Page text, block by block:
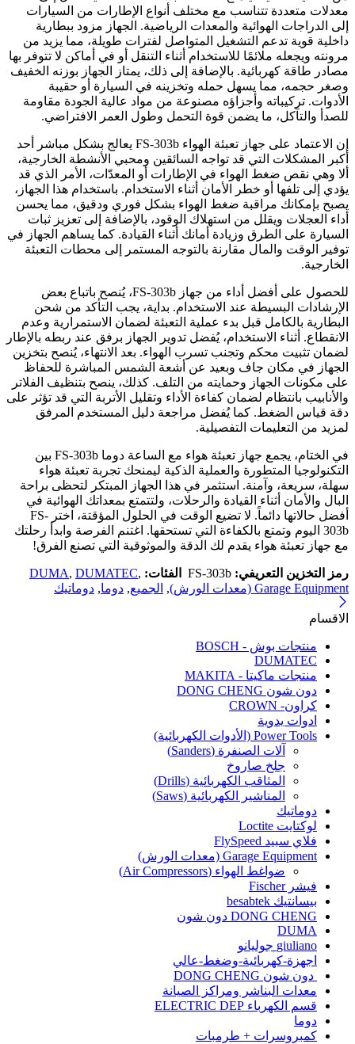
معدلات متعددة تتناسب مع مختلف أنواع الإطارات من السيارات
إلى الدراجات الهوائية والمعدات الرياضية. الجهاز مزود ببطارية
داخلية قوية تدعم التشغيل المتواصل لفترات طويلة، مما يزيد من
مرونته ويجعله ملائمًا للاستخدام أثناء التنقل أو في أماكن لا تتوفر بها
مصادر طاقة كهربائية. بالإضافة إلى ذلك، يمتاز الجهاز بوزنه الخفيف
وصغر حجمه، مما يسهل حمله وتخزينه في السيارة أو حقيبة
الأدوات. تركيباته وأجزاؤه مصنوعة من مواد عالية الجودة مقاومة
للصدأ والتآكل، ما يضمن قوة التحمل وطول العمر الافتراضي.
إن الاعتماد على جهاز تعبئة الهواء FS-303b يعالج بشكل مباشر أحد
أكبر المشكلات التي قد تواجه السائقين ومحبي الأنشطة الخارجية،
ألا وهي نقص ضغط الهواء في الإطارات أو المعدّات، الأمر الذي قد
يؤدي إلى تلفها أو خطر الأمان أثناء الاستخدام. باستخدام هذا الجهاز،
يصبح بإمكانك مراقبة ضغط الهواء بشكل فوري ودقيق، مما يحسن
أداء العجلات ويقلل من استهلاك الوقود، بالإضافة إلى تعزيز ثبات
السيارة على الطرق وزيادة أمانك أثناء القيادة. كما يساهم الجهاز في
توفير الوقت والمال مقارنة بالتوجه المستمر إلى محطات التعبئة
الخارجية.
للحصول على أفضل أداء من جهاز FS-303b، يُنصح باتباع بعض
الإرشادات البسيطة عند الاستخدام. بداية، يجب التأكد من شحن
البطارية بالكامل قبل بدء عملية التعبئة لضمان الاستمرارية وعدم
الانقطاع. أثناء الاستخدام، يُفضل تدوير الجهاز برفق عند ربطه بالإطار
لضمان تثبيت محكم وتجنب تسرب الهواء. بعد الانتهاء، يُنصح بتخزين
الجهاز في مكان جاف وبعيد عن أشعة الشمس المباشرة للحفاظ
على مكونات الجهاز وحمايته من التلف. كذلك، ينصح بتنظيف الفلاتر
والأنابيب بانتظام لضمان كفاءة الأداء وتقليل الأتربة التي قد تؤثر على
دقة قياس الضغط. كما يُفضل مراجعة دليل المستخدم المرفق
لمزيد من التعليمات التفصيلية.
في الختام، يجمع جهاز تعبئة هواء مع الساعة دوما FS-303b بين
التكنولوجيا المتطورة والعملية الذكية ليمنحك تجربة تعبئة هواء
سهلة، سريعة، وآمنة. استثمر في هذا الجهاز المبتكر لتحظى براحة
البال والأمان أثناء القيادة والرحلات، ولتتمتع بمعداتك الهوائية في
أفضل حالاتها دائماً. لا تضيع الوقت في الحلول المؤقتة، اختر FS-
303b اليوم وتمتع بالكفاءة التي تستحقها. اغتنم الفرصة وابدأ رحلتك
مع جهاز تعبئة هواء يقدم لك الدقة والموثوقية التي تصنع الفرق!
رمز التخزين التعريفي: FS-303b الفئات: DUMA, DUMATEC,
Garage Equipment (معدات الورش)
, الجميع, دوما, دوماتيك
الاقسام
منتجات بوش - BOSCH
DUMATEC
منتجات ماكيتا - MAKITA
دون شون DONG CHENG
كراون- CROWN
ادوات يدوية
Power Tools (الأدوات الكهربائية)
آلات الصنفرة (Sanders)
جلخ صاروخ
المثاقب الكهربائية (Drills)
المناشير الكهربائية (Saws)
دوماتيك
لوكتايت Loctite
فلاي سبيد FlySpeed
Garage Equipment (معدات الورش)
ضواغط الهواء (Air Compressors)
فيشر Fischer
بيسانتيك besabtek
DONG CHENG دون شون
DUMA
giuliano جوليانو
اجهزة-كهربائية-وضغط-عالي
دون شون DONG CHENG
معدات البناشر ومراكز الصيانة
قسم الكهرباء ELECTRIC DEP
دوما
كمبروسرات + طرمبات